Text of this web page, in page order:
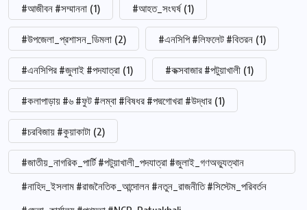
#আজীবন #সম্মাননা (1) #আহত_সংঘর্ষ (1)
#উপজেলা_প্রশাসন_ডিমলা (2) #এনসিপি #লিফলেট #বিতরন (1)
#এনসিপির #জুলাই #পদযাত্রা (1) #কক্সবাজার #পটুয়াখালী (1)
#কলাপাড়ায় #৬ #ফুট #লম্বা #বিষধর #পদ্মগোখরা #উদ্ধার (1)
#চরবিজায় #কুয়াকাটা (2)
#জাতীয়_নাগরিক_পার্টি #পটুয়াখালী_পদযাত্রা #জুলাই_গণঅভ্যুত্থান
#নাহিদ_ইসলাম #রাজনৈতিক_আন্দোলন #নতুন_রাজনীতি #সিস্টেম_পরিবর্তন